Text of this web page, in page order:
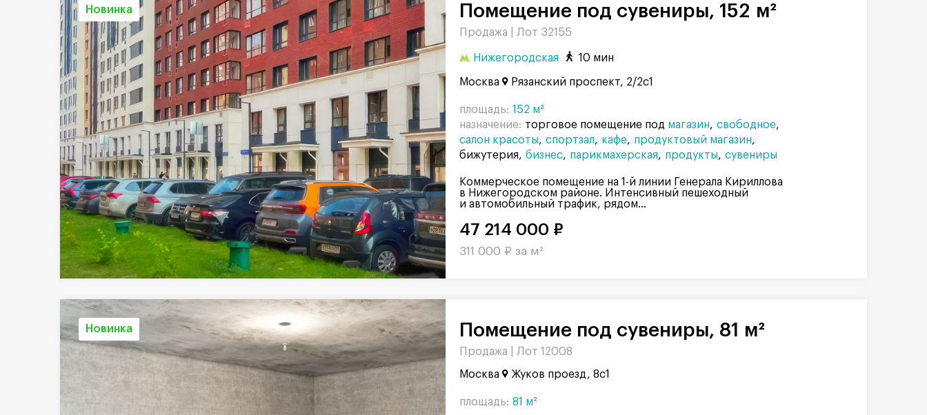
Новинка Помещение под сувениры, 152 м²
Продажа | Лот 32155
Нижегородская 10 мин
Москва Рязанский проспект, 2/2с1
площадь: 152 м²
назначение: торговое помещение под магазин
свободное
салон красоты
спортзал кафе
продуктовый магазин
бижутерия
бизнес парикмахерская продукты сувениры
Коммерческое помещение на 1-й линии Генерала Кириллова
в Нижегородском районе. Интенсивный пешеходный
и автомобильный трафик, рядом...
47 214 000 ₽
311 000 ₽ за м²
Новинка Помещение под сувениры, 81 м²
Продажа | Лот 12008
Москва Жуков проезд, 8с1
площадь: 81 м²